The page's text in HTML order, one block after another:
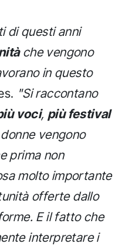
di questi anni
che vengono
in questo
"Si raccontano
voci, più festival
vengono
prima non
molto importante
offerte dallo
E il fatto che
interpretare i